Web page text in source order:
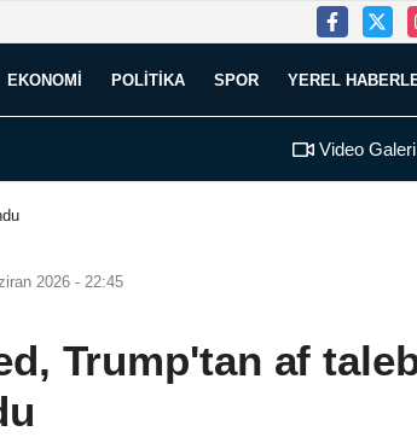
EKONOMI POLITIKA SPOR YEREL
Video Galeri
2026 - 22:45
Trump'tan af